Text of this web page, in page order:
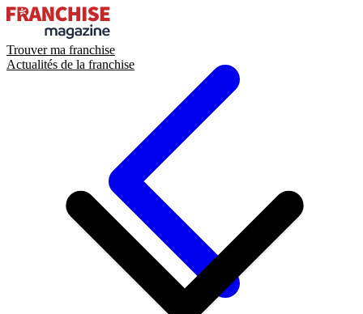
Trouver ma franchise
Actualités de la franchise